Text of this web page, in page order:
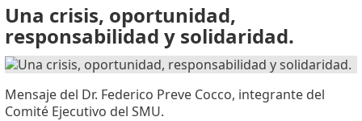
Una crisis, oportunidad,
responsabilidad y solidaridad.
Mensaje del Dr. Federico Preve Cocco, integrante del
Comité Ejecutivo del SMU.